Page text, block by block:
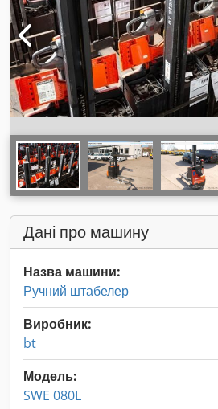
Дані про машину
Назва машини:
Ручний штабелер
Виробник:
bt
Модель:
SWE 080L